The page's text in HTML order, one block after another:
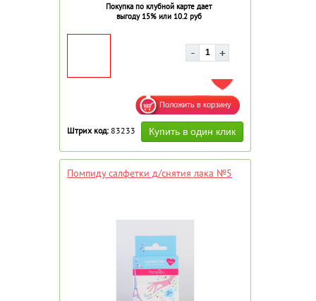
Покупка по клубной карте дает
выгоду 15% или 10.2 руб
ДОБАВИТЬ В ИЗБРАННОЕ
Штрих код: 83233
Помпиду салфетки д/снятия лака №5